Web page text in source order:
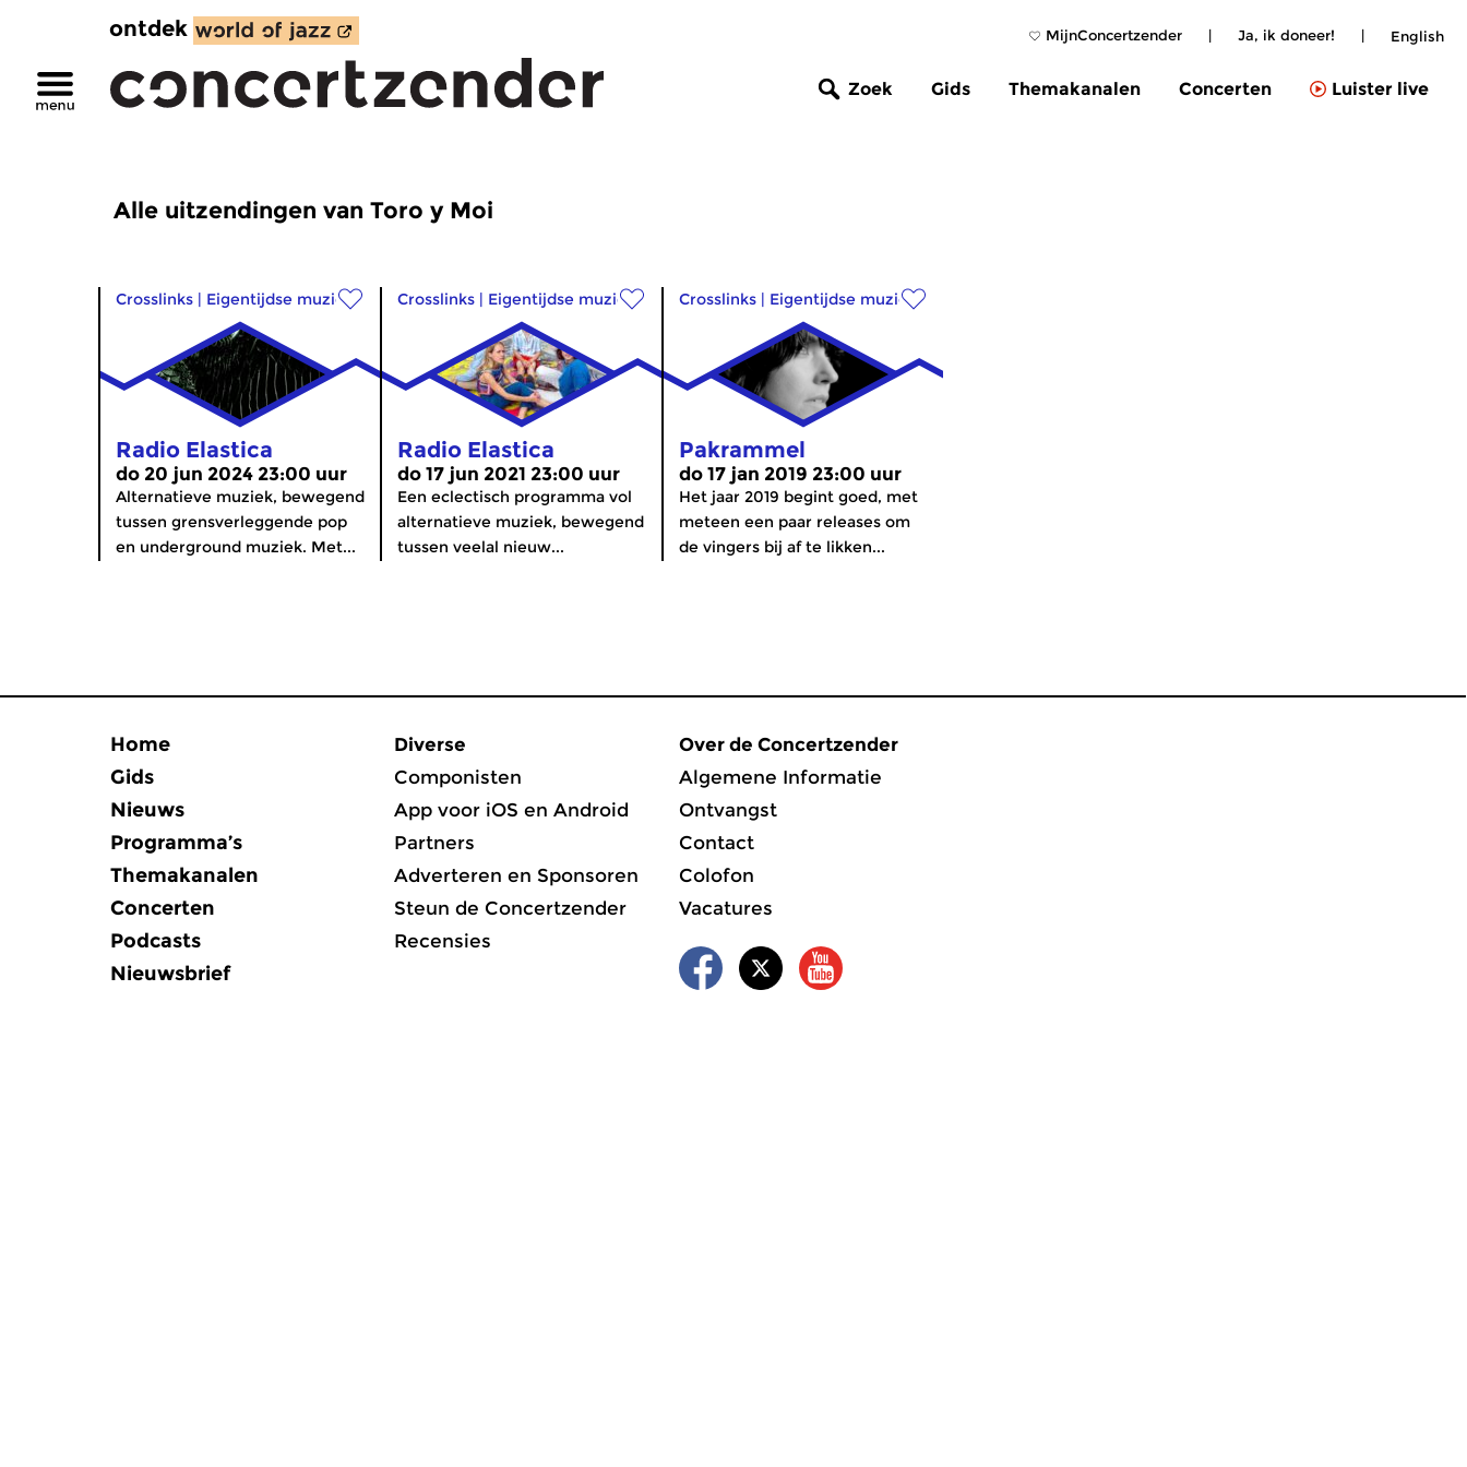
MijnConcertzender | Ja, ik doneer! | English
ontdek
Zoek Gids Themakanalen Concerten Luister live
Alle uitzendingen van Toro y Moi
Crosslinks | Eigentijdse muziek
Radio Elastica
do 20 jun 2024 23:00 uur
Alternatieve muziek, bewegend
tussen grensverleggende pop
en underground muziek. Met...
Crosslinks | Eigentijdse muziek
Radio Elastica
do 17 jun 2021 23:00 uur
Een eclectisch programma vol
alternatieve muziek, bewegend
tussen veelal nieuw...
Crosslinks | Eigentijdse muziek
Pakrammel
do 17 jan 2019 23:00 uur
Het jaar 2019 begint goed, met
meteen een paar releases om
de vingers bij af te likken...
Home
Gids
Nieuws
Programma’s
Themakanalen
Concerten
Podcasts
Nieuwsbrief
Diverse
Componisten
App voor iOS en Android
Partners
Adverteren en Sponsoren
Steun de Concertzender
Recensies
Over de Concertzender
Algemene Informatie
Ontvangst
Contact
Colofon
Vacatures